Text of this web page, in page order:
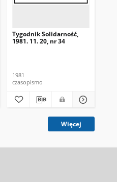
Tygodnik Solidarność,
1981. 11. 20, nr 34
1981
czasopismo
Więcej